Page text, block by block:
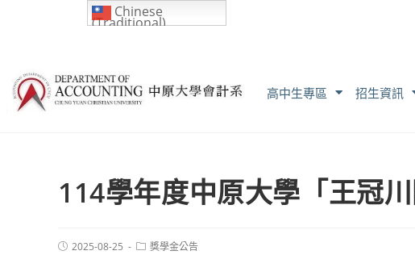
高中生專區 招生資訊
114學年度中原大學「王冠
2025-08-25 獎學金公告
Chinese
(Traditional)